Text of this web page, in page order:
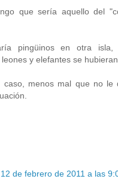
que sería aquello del
pingüinos en otra
y elefantes se
caso, menos mal que no le
12 de febrero de 2011 a las